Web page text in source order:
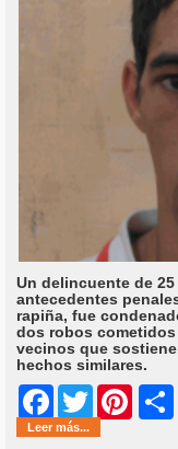
Un delincuente de
antecedentes
rapiña, fue
dos robos cometidos
vecinos que
hechos similares.
Facebook
Twitter
Leer más...